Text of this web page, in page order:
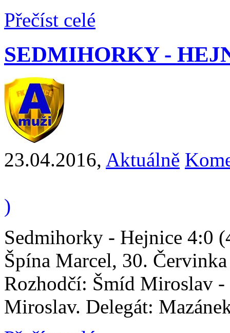
Přečíst celé
SEDMIHORKY -
23.04.2016, Aktuálně
)
Sedmihorky - Hejnice 4:0
Špína Marcel, 30.
Rozhodčí: Šmíd Miroslav
Miroslav. Delegát: